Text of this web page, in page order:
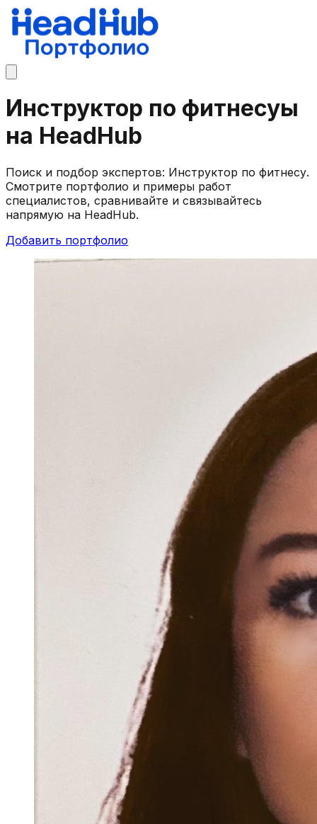
Инструктор по фитнесуы
на HeadHub
Поиск и подбор экспертов: Инструктор по фитнесу.
Смотрите портфолио и примеры работ
специалистов, сравнивайте и связывайтесь
напрямую на HeadHub.
Добавить портфолио